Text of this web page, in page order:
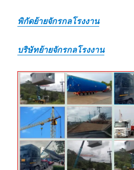
พิกัดย้ายจักรกลโรงงาน
บริษัทย้ายจักรกลโรงงาน